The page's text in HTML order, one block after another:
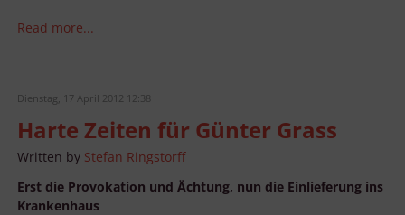
Read more...
Dienstag, 17 April 2012 12:38
Harte Zeiten für Günter Grass
Written by Stefan Ringstorff
Erst die Provokation und Ächtung, nun die Einlieferung ins
Krankenhaus